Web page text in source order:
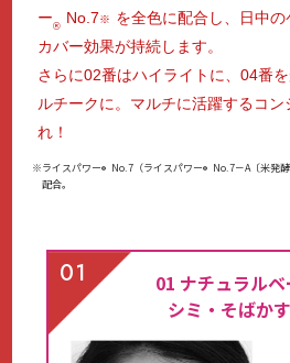
ー® No.7※
を全色に配合し、日中
カバー効果が持続します。
さらに02番はハイライトに、04番
ルチークに。マルチに活躍するコ
れ！
※ライスパワー® No.7（ライスパワー® No.7－A〔米発
配合。
01
01 ナチュラルベ
シミ・そばか